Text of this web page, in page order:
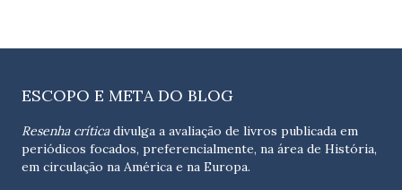
ESCOPO E META DO BLOG
Resenha críticadivulga a avaliação de livros publicada em
periódicos focados, preferencialmente, na área de História,
em circulação na América e na Europa.